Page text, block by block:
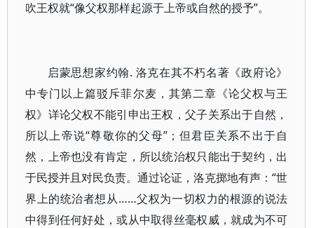
吹王权就“像父权那样起源于上帝或自然的授予”。
启蒙思想家约翰. 洛克在其不朽名著《政府论》
中专门以上篇驳斥菲尔麦，其第二章《论父权与王
权》详论父权不能引申出王权，父子关系出于自然，
所以上帝说“尊敬你的父母”；但君臣关系不出于自
然，上帝也没有肯定，所以统治权只能出于契约，出
于民授并且对民负责。通过论证，洛克掷地有声：“世
界上的统治者想从……父权为一切权力的根源的说法
中得到任何好处，或从中取得丝毫权威，就成为不可